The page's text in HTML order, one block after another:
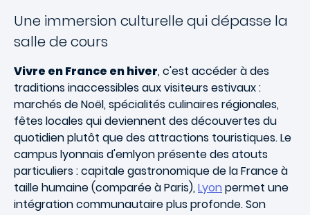
Une immersion culturelle qui dépasse la
salle de cours
Vivre en France en hiver, c'est accéder à des
traditions inaccessibles aux visiteurs estivaux :
marchés de Noël, spécialités culinaires régionales,
fêtes locales qui deviennent des découvertes du
quotidien plutôt que des attractions touristiques. Le
campus lyonnais d'emlyon présente des atouts
particuliers : capitale gastronomique de la France à
taille humaine (comparée à Paris),Lyon permet une
intégration communautaire plus profonde. Son